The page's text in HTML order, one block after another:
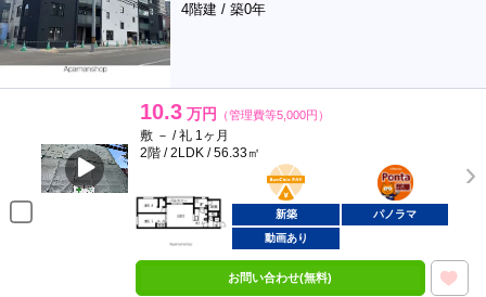
4階建 / 築0年
10.3 万円 （管理費等5,000円）
敷 － / 礼 1ヶ月
2階 / 2LDK / 56.33㎡
BunChinPAY
ポンタ
部屋
新築
パノラマ
動画あり
お問い合わせ(無料)